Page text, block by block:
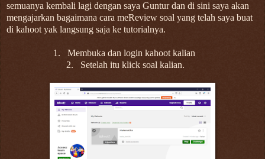
semuanya kembali lagi dengan saya Guntur dan di sini saya akan
mengajarkan bagaimana cara meReview soal yang telah saya buat
di kahoot yak langsung saja ke tutorialnya.
1.
Membuka dan login kahoot kalian
2.
Setelah itu klick soal kalian.